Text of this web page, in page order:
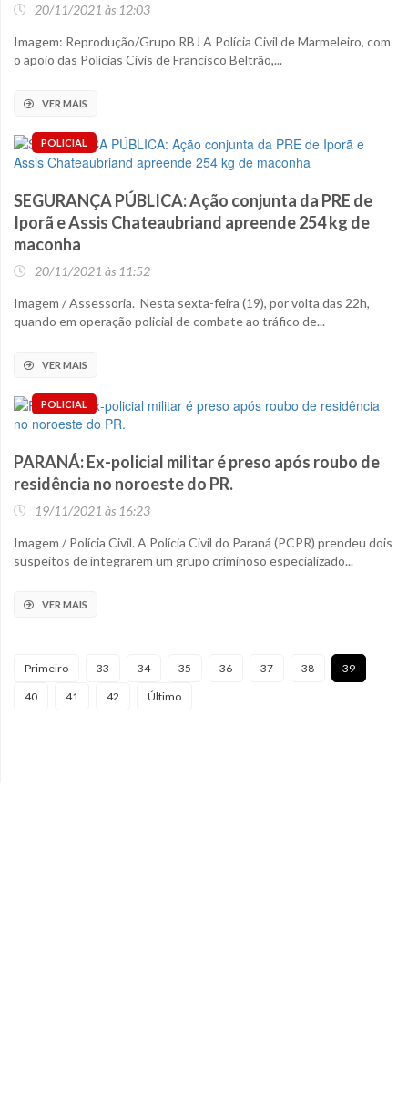
20/11/2021 às 12:03
Imagem: Reprodução/Grupo RBJ A Polícia Civil de Marmeleiro, com
o apoio das Polícias Civis de Francisco Beltrão,...
VER MAIS
POLICIAL
SEGURANÇA PÚBLICA: Ação conjunta da PRE de
Iporã e Assis Chateaubriand apreende 254 kg de
maconha
20/11/2021 às 11:52
Imagem / Assessoria. Nesta sexta-feira (19), por volta das 22h,
quando em operação policial de combate ao tráfico de...
VER MAIS
POLICIAL
PARANÁ: Ex-policial militar é preso após roubo de
residência no noroeste do PR.
19/11/2021 às 16:23
Imagem / Polícia Civil. A Polícia Civil do Paraná (PCPR) prendeu dois
suspeitos de integrarem um grupo criminoso especializado...
VER MAIS
Primeiro 33 34 35 36 37 38 39
40 41 42 Último